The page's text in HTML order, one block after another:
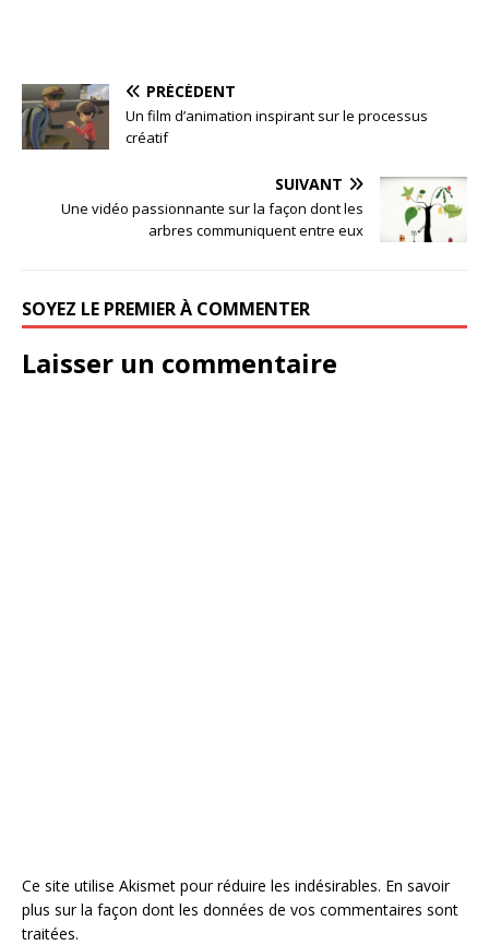
PRÉCÉDENT
Un film d’animation inspirant sur le processus
créatif
SUIVANT
Une vidéo passionnante sur la façon dont les
arbres communiquent entre eux
SOYEZ LE PREMIER À COMMENTER
Laisser un commentaire
Ce site utilise Akismet pour réduire les indésirables. En savoir
plus sur la façon dont les données de vos commentaires sont
traitées.